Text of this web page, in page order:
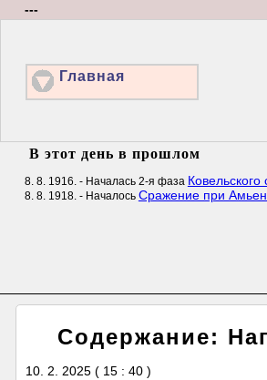
---
Главная
В этот день в прошлом
8. 8. 1916. - Началась 2-я фаза
8. 8. 1918. - Началось Сражение при
Содержание:
10. 2. 2025 ( 15 : 40 )